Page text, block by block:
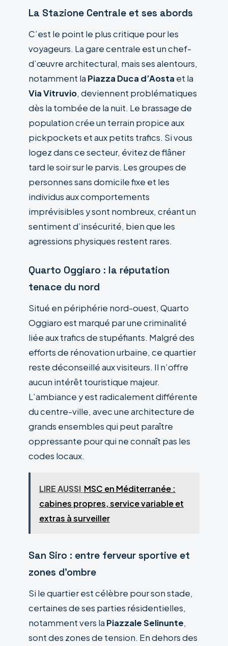
La Stazione Centrale et ses abords
C’est le point le plus critique pour les
voyageurs. La gare centrale est un chef-
d’œuvre architectural, mais ses alentours,
notamment la Piazza Duca d’Aosta et la
Via Vitruvio, deviennent problématiques
dès la tombée de la nuit. Le brassage de
population crée un terrain propice aux
pickpockets et aux petits trafics. Si vous
logez dans ce secteur, évitez de flâner
tard le soir sur le parvis. Les groupes de
personnes sans domicile fixe et les
individus aux comportements
imprévisibles y sont nombreux, créant un
sentiment d’insécurité, bien que les
agressions physiques restent rares.
Quarto Oggiaro : la réputation
tenace du nord
Situé en périphérie nord-ouest, Quarto
Oggiaro est marqué par une criminalité
liée aux trafics de stupéfiants. Malgré des
efforts de rénovation urbaine, ce quartier
reste déconseillé aux visiteurs. Il n’offre
aucun intérêt touristique majeur.
L’ambiance y est radicalement différente
du centre-ville, avec une architecture de
grands ensembles qui peut paraître
oppressante pour qui ne connaît pas les
codes locaux.
LIRE AUSSI MSC en Méditerranée :
cabines propres, service variable et
extras à surveiller
San Siro : entre ferveur sportive et
zones d’ombre
Si le quartier est célèbre pour son stade,
certaines de ses parties résidentielles,
notamment vers la Piazzale Selinunte,
sont des zones de tension. En dehors des